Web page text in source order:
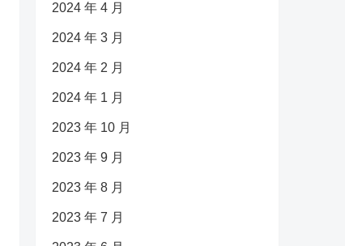
2024 年 4 月
2024 年 3 月
2024 年 2 月
2024 年 1 月
2023 年 10 月
2023 年 9 月
2023 年 8 月
2023 年 7 月